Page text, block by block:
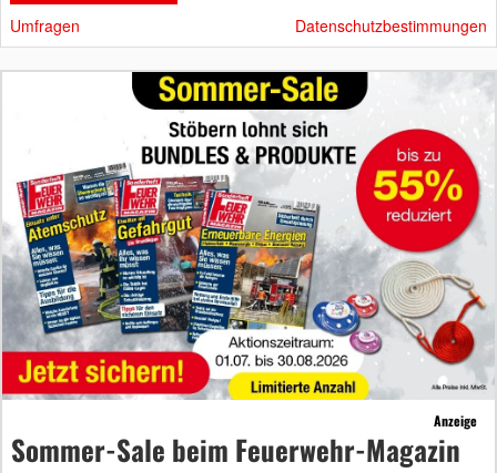
Umfragen Datenschutzbestimmungen
Anzeige
Sommer-Sale beim Feuerwehr-Magazin